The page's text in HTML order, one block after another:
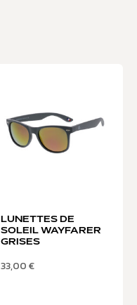
LUNETTES DE
SOLEIL WAYFARER
GRISES
33,00€